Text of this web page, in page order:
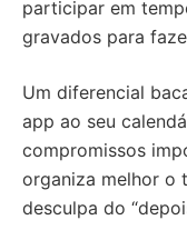
participar em
gravados para
Um diferencial
app ao seu
compromissos
organiza melhor o
desculpa do